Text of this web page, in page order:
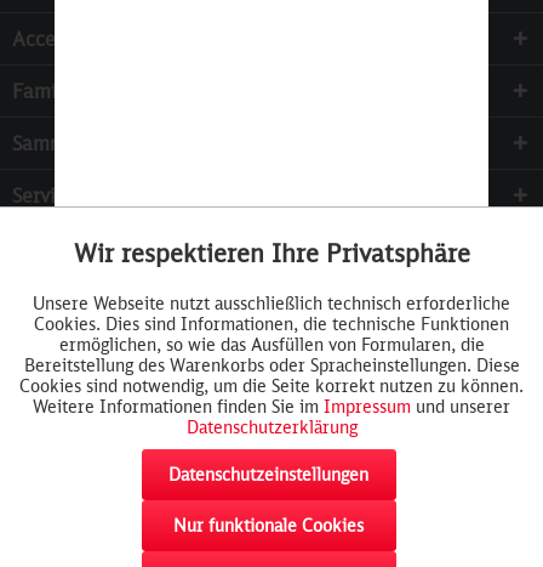
Accessoires
Familie & Kinder
Sammeln
Services
AGB Cookie-Einstellungen
Funktionale Aktiv
Tracking Inaktiv
Wir respektieren Ihre Privatsphäre
Unsere Webseite nutzt ausschließlich technisch erforderliche
Cookies. Dies sind Informationen, die technische Funktionen
ermöglichen, so wie das Ausfüllen von Formularen, die
Bereitstellung des Warenkorbs oder Spracheinstellungen. Diese
Cookies sind notwendig, um die Seite korrekt nutzen zu können.
Weitere Informationen finden Sie im Impressum und unserer
Datenschutzerklärung
Datenschutzeinstellungen
Nur funktionale Cookies